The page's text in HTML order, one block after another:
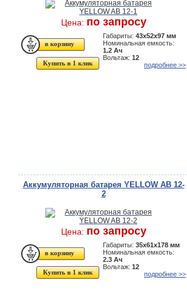
Цена: по запросу
Купить в 1 клик
Габариты: 43x52x97 мм
Номинальная емкость:
1.2 Ач
Вольтаж: 12
подробнее >>
Аккумуляторная батарея YELLOW AB 12-
2
Цена: по запросу
Купить в 1 клик
Габариты: 35x61x178 мм
Номинальная емкость:
2.3 Ач
Вольтаж: 12
подробнее >>